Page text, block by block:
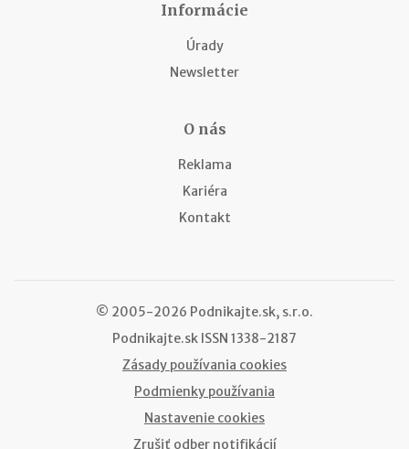
Informácie
Úrady
Newsletter
O nás
Reklama
Kariéra
Kontakt
© 2005-2026 Podnikajte.sk, s.r.o.
Podnikajte.sk ISSN 1338-2187
Zásady používania cookies
Podmienky používania
Nastavenie cookies
Zrušiť odber notifikácií